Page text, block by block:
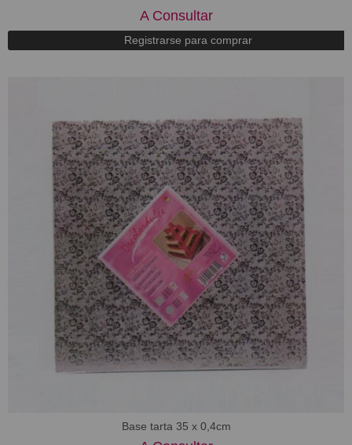
A Consultar
Registrarse para comprar
Base tarta 35 x 0,4cm